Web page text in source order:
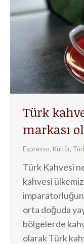
Türk
markası
Espresso, Kültür,
Türk Kahvesi
kahvesi
orta doğuda
bölgelerde
olarak Türk